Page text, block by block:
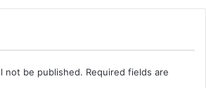
not be published. Required fields are